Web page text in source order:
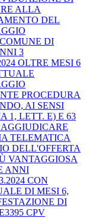
ALLA
DEL
DI
3
OLTRE MESI 6
PROCEDURA
AI SENSI
1, LETT. E) E 63
AGGIUDICARE
TELEMATICA
DELL'OFFERTA
VANTAGGIOSA
ANNI
CON
DI MESI 6,
DI
CPV